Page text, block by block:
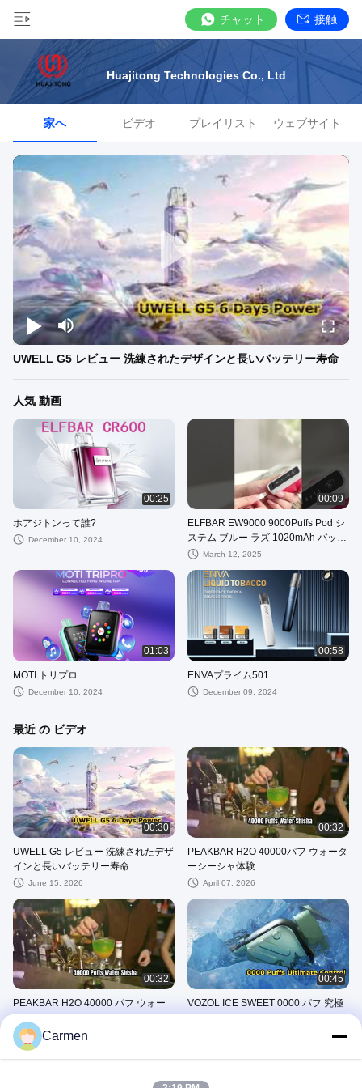
チャット 接触
Huajitong Technologies Co., Ltd
家へ ビデオ プレイリスト ウェブサイト
UWELL G5 レビュー 洗練されたデザインと長いバッテリー寿命
人気 動画
00:25
ホアジトンって誰?
December 10, 2024
00:09
ELFBAR EW9000 9000Puffs Pod シ
ステム ブルー ラズ 1020mAh バッテ
リー容量キットと 88 X 22 X 27mm
March 12, 2025
01:03
MOTI トリプロ
December 10, 2024
00:58
ENVAプライム501
December 09, 2024
最近 の ビデオ
00:30
UWELL G5 レビュー 洗練されたデザ
インと長いバッテリー寿命
June 15, 2026
00:32
PEAKBAR H2O 40000パフ ウォータ
ーシーシャ体験
April 07, 2026
00:32
PEAKBAR H2O 40000 パフ ウォー
ター シーシャ
April 07, 2026
00:45
VOZOL ICE SWEET 0000 パフ 究極
Carmen